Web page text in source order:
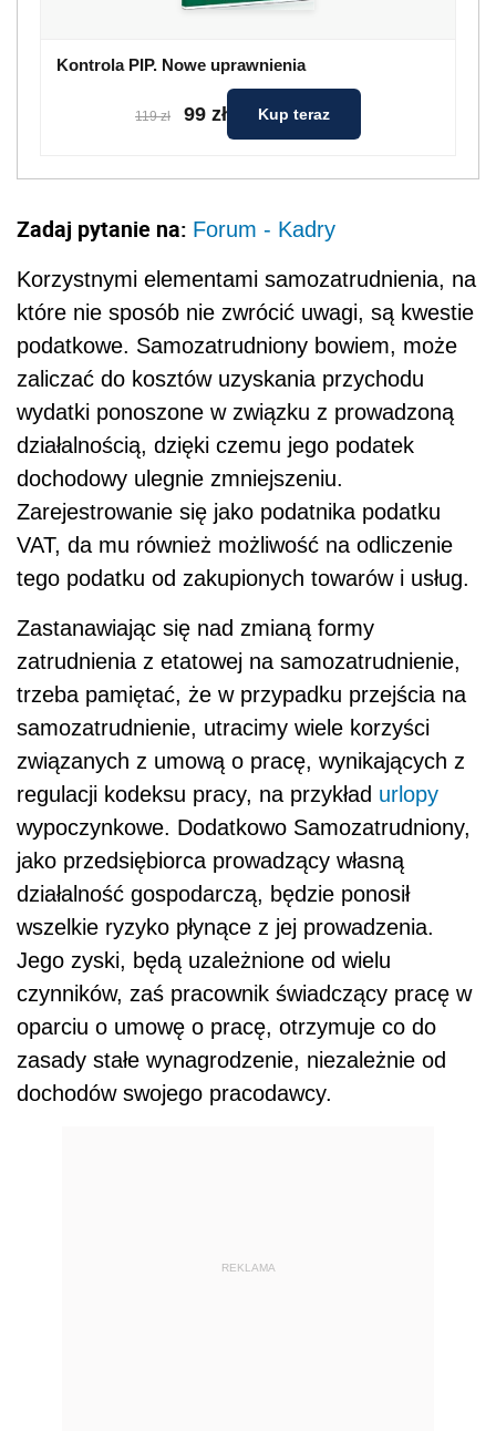
Kontrola PIP. Nowe uprawnienia
119 zł 99 zł Kup teraz
Zadaj pytanie na: Forum - Kadry
Korzystnymi elementami samozatrudnienia, na
które nie sposób nie zwrócić uwagi, są kwestie
podatkowe. Samozatrudniony bowiem, może
zaliczać do kosztów uzyskania przychodu
wydatki ponoszone w związku z prowadzoną
działalnością, dzięki czemu jego podatek
dochodowy ulegnie zmniejszeniu.
Zarejestrowanie się jako podatnika podatku
VAT, da mu również możliwość na odliczenie
tego podatku od zakupionych towarów i usług.
Zastanawiając się nad zmianą formy
zatrudnienia z etatowej na samozatrudnienie,
trzeba pamiętać, że w przypadku przejścia na
samozatrudnienie, utracimy wiele korzyści
związanych z umową o pracę, wynikających z
regulacji kodeksu pracy, na przykład urlopy
wypoczynkowe. Dodatkowo Samozatrudniony,
jako przedsiębiorca prowadzący własną
działalność gospodarczą, będzie ponosił
wszelkie ryzyko płynące z jej prowadzenia.
Jego zyski, będą uzależnione od wielu
czynników, zaś pracownik świadczący pracę w
oparciu o umowę o pracę, otrzymuje co do
zasady stałe wynagrodzenie, niezależnie od
dochodów swojego pracodawcy.
REKLAMA